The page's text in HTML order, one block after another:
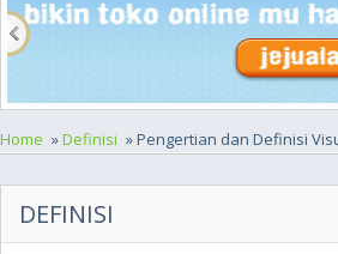
Home »Definisi » Pengertian dan Definisi
DEFINISI